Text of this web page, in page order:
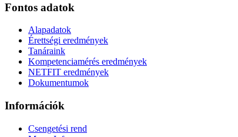
Fontos adatok
Alapadatok
Érettségi eredmények
Tanáraink
Kompetenciamérés eredmények
NETFIT eredmények
Dokumentumok
Információk
Csengetési rend